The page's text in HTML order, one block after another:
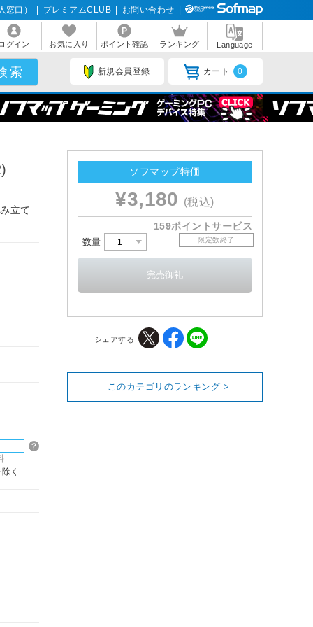
窓口） プレミアムCLUB お問い合わせ
グイン お気に入り ポイント確認 ランキング Language
新規会員登録 カート 0
立て
く
ソフマップ特価
¥3,180 (税込)
159ポイントサービス
数量 限定数終了
シェアする
このカテゴリのランキング >